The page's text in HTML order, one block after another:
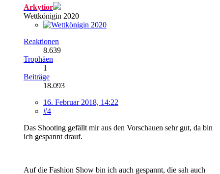
Arkytior
Wettkönigin 2020
Reaktionen
8.639
Trophäen
1
Beiträge
18.093
16. Februar 2018, 14:22
#4
Das Shooting gefällt mir aus den Vorschauen sehr gut, da bin
ich gespannt drauf.
Auf die Fashion Show bin ich auch gespannt, die sah auch